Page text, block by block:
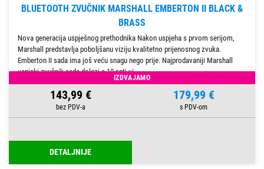
BLUETOOTH ZVUČNIK MARSHALL EMBERTON II BLACK &
BRASS
Nova generacija uspješnog prethodnika Nakon uspjeha s prvom serijom,
Marshall predstavlja poboljšanu viziju kvalitetno prijenosnog zvuka.
Emberton II sada ima još veću snagu nego prije. Najprodavaniji Marshall
vanjski zvučnik sada dolazi s 10 sati vi
IZDVAJAMO
143,99 € 179,99 €
DETALJNIJE